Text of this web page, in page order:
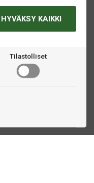
HYVÄKSY KAIKKI
Tilastolliset